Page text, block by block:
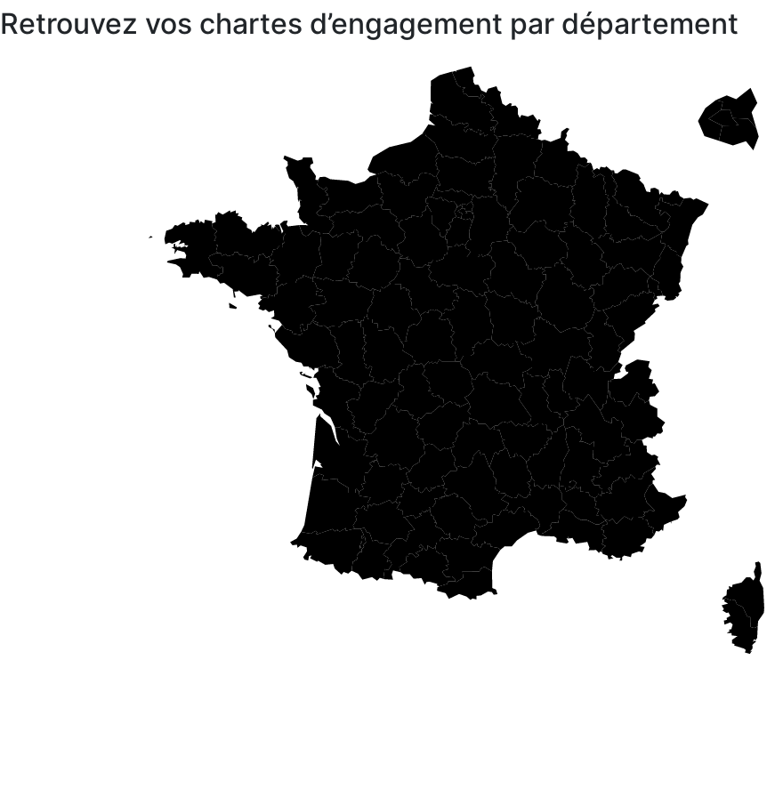
Retrouvez vos chartes d’engagement par département